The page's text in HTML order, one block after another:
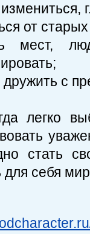
от
мест,
дружить с
легко
стать
для себя